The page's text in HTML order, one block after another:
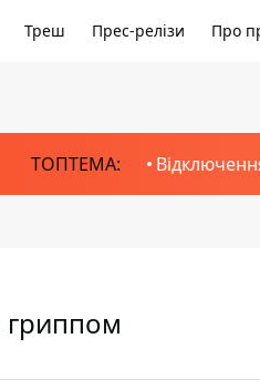
Треш Прес-релізи Про
ТОПТЕМА:
гриппом